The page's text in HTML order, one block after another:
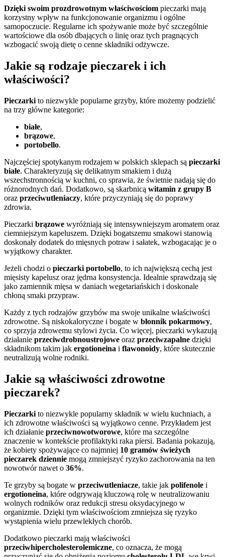
Dzięki swoim prozdrowotnym właściwościom pieczarki mają
korzystny wpływ na funkcjonowanie organizmu i ogólne
samopoczucie. Regularne ich spożywanie może być szczególnie
wartościowe dla osób dbających o linię oraz tych pragnących
wzbogacić swoją dietę o cenne składniki odżywcze.
Jakie są rodzaje pieczarek i ich
właściwości?
Pieczarki to niezwykle popularne grzyby, które możemy podzielić
na trzy główne kategorie:
białe,
brązowe,
portobello.
Najczęściej spotykanym rodzajem w polskich sklepach są pieczarki
białe. Charakteryzują się delikatnym smakiem i dużą
wszechstronnością w kuchni, co sprawia, że świetnie nadają się do
różnorodnych dań. Dodatkowo, są skarbnicą witamin z grupy B
oraz przeciwutleniaczy, które przyczyniają się do poprawy
zdrowia.
Pieczarki brązowe wyróżniają się intensywniejszym aromatem oraz
ciemniejszym kapeluszem. Dzięki bogatszemu smakowi stanowią
doskonały dodatek do mięsnych potraw i sałatek, wzbogacając je o
wyjątkowy charakter.
Jeżeli chodzi o pieczarki portobello, to ich największą cechą jest
mięsisty kapelusz oraz jędrna konsystencja. Idealnie sprawdzają się
jako zamiennik mięsa w daniach wegetariańskich i doskonale
chłoną smaki przypraw.
Każdy z tych rodzajów grzybów ma swoje unikalne właściwości
zdrowotne. Są niskokaloryczne i bogate w błonnik pokarmowy,
co sprzyja zdrowemu stylowi życia. Co więcej, pieczarki wykazują
działanie przeciwdrobnoustrojowe oraz przeciwzapalne dzięki
składnikom takim jak ergotioneina i flawonoidy, które skutecznie
neutralizują wolne rodniki.
Jakie są właściwości zdrowotne
pieczarek?
Pieczarki to niezwykle popularny składnik w wielu kuchniach, a
ich zdrowotne właściwości są wyjątkowo cenne. Przykładem jest
ich działanie przeciwnowotworowe, które ma szczególne
znaczenie w kontekście profilaktyki raka piersi. Badania pokazują,
że kobiety spożywające co najmniej 10 gramów świeżych
pieczarek dziennie mogą zmniejszyć ryzyko zachorowania na ten
nowotwór nawet o 36%.
Te grzyby są bogate w przeciwutleniacze, takie jak polifenole i
ergotioneina, które odgrywają kluczową rolę w neutralizowaniu
wolnych rodników oraz redukcji stresu oksydacyjnego w
organizmie. Dzięki tym właściwościom zmniejsza się ryzyko
wystąpienia wielu przewlekłych chorób.
Dodatkowo pieczarki mają właściwości
przeciwhipercholesterolemiczne, co oznacza, że mogą